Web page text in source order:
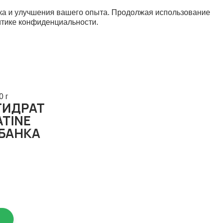
и улучшения вашего опыта. Продолжая использование
конфиденциальности.
г
БАНКА